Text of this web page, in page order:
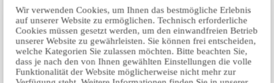
Wir verwenden Cookies, um Ihnen das bestmögliche Erlebnis
auf unserer Website zu ermöglichen. Technisch erforderliche
Cookies müssen gesetzt werden, um den einwandfreien Betrieb
unserer Website zu gewährleisten. Sie können frei entscheiden,
welche Kategorien Sie zulassen möchten. Bitte beachten Sie,
dass je nach den von Ihnen gewählten Einstellungen die volle
Funktionalität der Website möglicherweise nicht mehr zur